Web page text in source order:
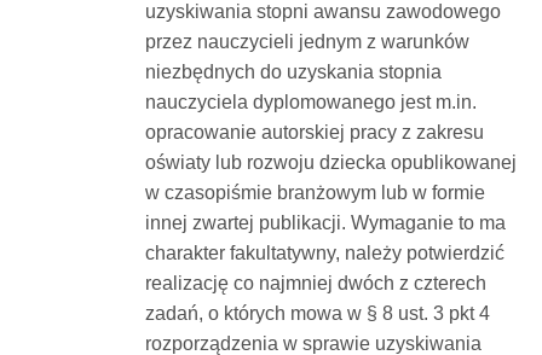
uzyskiwania stopni awansu zawodowego
przez nauczycieli jednym z warunków
niezbędnych do uzyskania stopnia
nauczyciela dyplomowanego jest m.in.
opracowanie autorskiej pracy z zakresu
oświaty lub rozwoju dziecka opublikowanej
w czasopiśmie branżowym lub w formie
innej zwartej publikacji. Wymaganie to ma
charakter fakultatywny, należy potwierdzić
realizację co najmniej dwóch z czterech
zadań, o których mowa w § 8 ust. 3 pkt 4
rozporządzenia w sprawie uzyskiwania